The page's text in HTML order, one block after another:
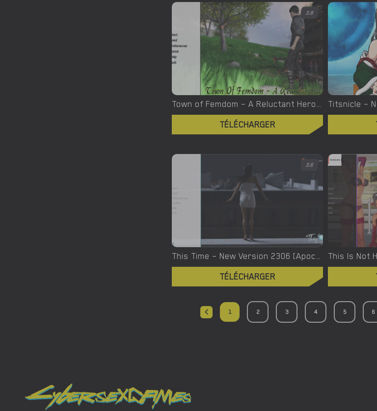
3.8
Town of Femdom – A Reluctant Hero – New Version 0.34 [jinjonkun]
TÉLÉCHARGER
3.6
This Time – New Version 2306 [ApocalypseToday]
TÉLÉCHARGER
1 2 3 4 5 6